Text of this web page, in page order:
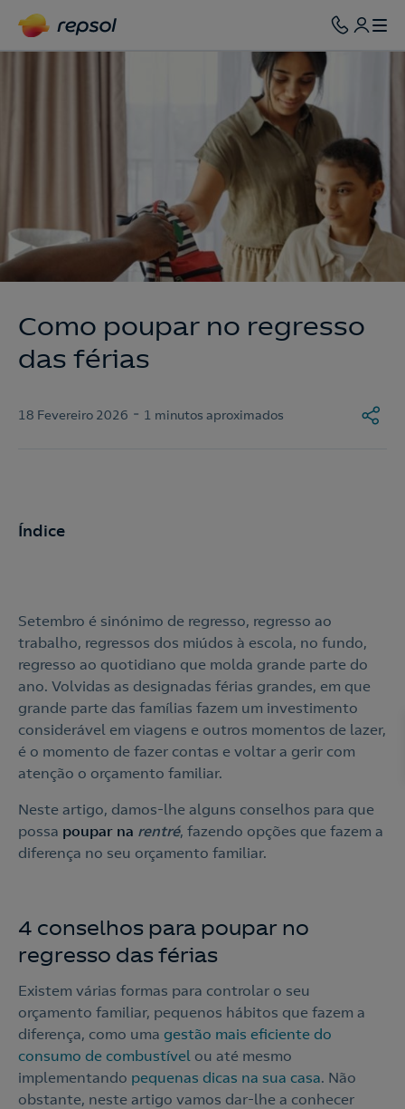
Como poupar no regresso
das férias
18 Fevereiro 2026 - 1 minutos aproximados
Setembro é sinónimo de regresso, regresso ao
trabalho, regressos dos miúdos à escola, no fundo,
regresso ao quotidiano que molda grande parte do
ano. Volvidas as designadas férias grandes, em que
grande parte das famílias fazem um investimento
considerável em viagens e outros momentos de lazer,
é o momento de fazer contas e voltar a gerir com
atenção o orçamento familiar.
Neste artigo, damos-lhe alguns conselhos para que
possa poupar na rentré, fazendo opções que fazem a
diferença no seu orçamento familiar.
4 conselhos para poupar no
regresso das férias
Existem várias formas para controlar o seu
orçamento familiar, pequenos hábitos que fazem a
diferença, como uma gestão mais eficiente do
consumo de combustível ou até mesmo
implementando pequenas dicas na sua casa. Não
obstante, neste artigo vamos dar-lhe a conhecer
Índice